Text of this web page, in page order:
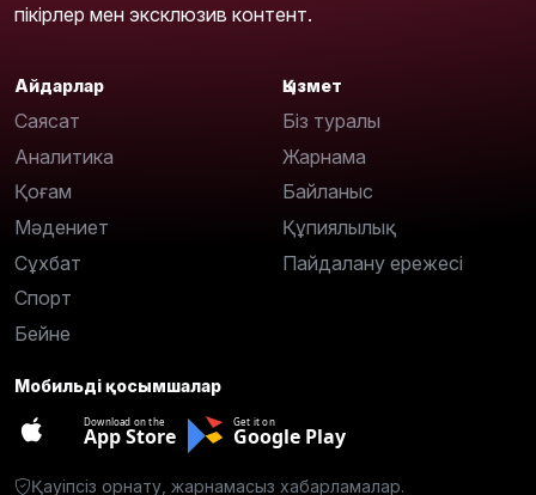
пікірлер мен эксклюзив контент.
Айдарлар
Саясат
Аналитика
Қоғам
Мәдениет
Сұхбат
Спорт
Бейне
Қызмет
Біз туралы
Жарнама
Байланыс
Құпиялылық
Пайдалану ережесі
Мобильді қосымшалар
Download on the
App Store
Get it on
Google Play
Қауіпсіз орнату, жарнамасыз хабарламалар.